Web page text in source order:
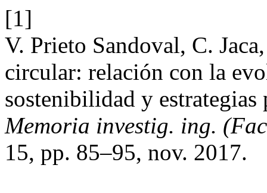
[1]
V. Prieto Sandoval, C.
circular: relación con la
sostenibilidad y
Memoria investig. ing.
15, pp. 85–95, nov. 2017.